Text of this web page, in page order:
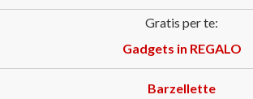
Gratis per te:
Gadgets in REGALO
Barzellette